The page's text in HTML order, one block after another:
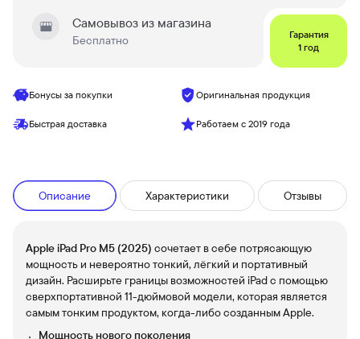
Самовывоз из магазина
Бесплатно
Гарантия
1 год
Бонусы за покупки Оригинальная продукция
Быстрая доставка Работаем с 2019 года
Описание Характеристики Отзывы
Apple iPad Pro M5 (2025) сочетает в себе потрясающую
мощность и невероятно тонкий, лёгкий и портативный
дизайн. Расширьте границы возможностей iPad с помощью
сверхпортативной 11-дюймовой модели, которая является
самым тонким продуктом, когда-либо созданным Apple.
Мощность нового поколения